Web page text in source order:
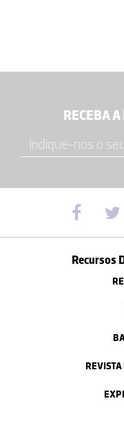
RECEBA
Recursos
REVISTA